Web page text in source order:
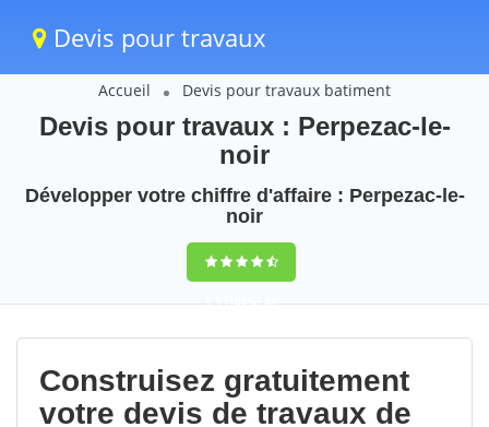
Devis pour travaux
Accueil Devis pour travaux batiment
Devis pour travaux : Perpezac-le-
noir
Développer votre chiffre d'affaire : Perpezac-le-
noir
9,5(100%)89
votes
Construisez gratuitement
votre devis de travaux de